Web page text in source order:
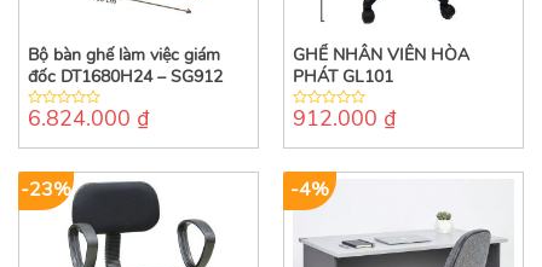
Bộ bàn ghế làm việc giám
đốc DT1680H24 – SG912
0
of
6.824.000 ₫
GHẾ NHÂN VIÊN HÒA
PHÁT GL101
0
of
912.000 ₫
-23% -4%